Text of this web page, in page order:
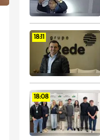
18:11
18:08